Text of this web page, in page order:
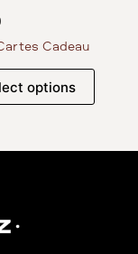
Cadeau
options